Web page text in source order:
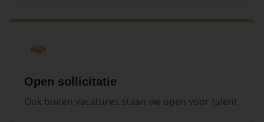
Open sollicitatie
Ook buiten vacatures staan we open voor talent